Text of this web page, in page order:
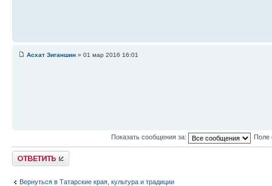
Асхат Зиганшин » 01 мар 2016 16:01
Показать сообщения за: Поле
Ответить
Вернуться в Татарские края, культура и традиции